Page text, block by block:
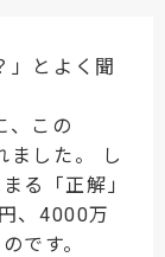
」とよく聞
、この
ました。 し
る「正解」
、4000万
です。